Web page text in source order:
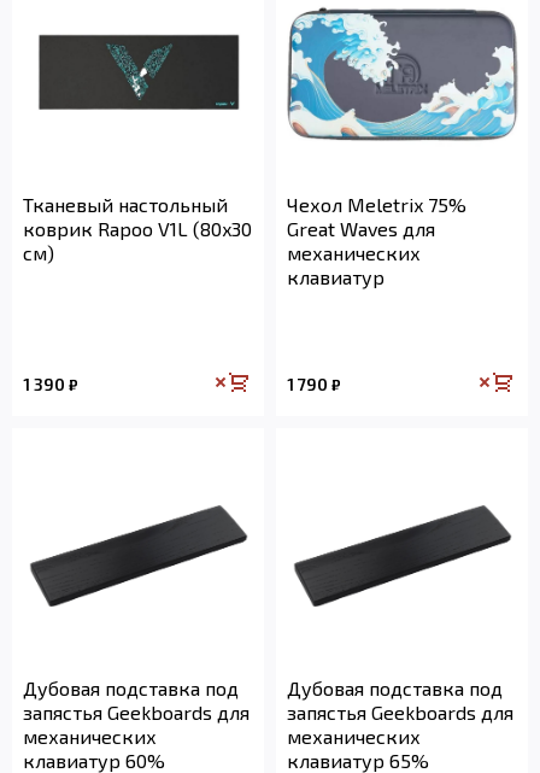
Тканевый настольный
коврик Rapoo V1L (80x30
см)
1 390 ₽
Чехол Meletrix 75%
Great Waves для
механических
клавиатур
1 790 ₽
Дубовая подставка под
запястья Geekboards для
механических
клавиатур 60%
Дубовая подставка под
запястья Geekboards для
механических
клавиатур 65%